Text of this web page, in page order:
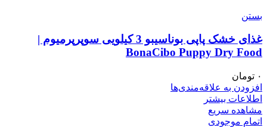
بستن
غذای خشک پاپی بوناسیبو 3 کیلویی سوپرپرمیوم |
BonaCibo Puppy Dry Food
۰ تومان
افزودن به علاقه‌مندی‌ها
اطلاعات بیشتر
مشاهده سریع
اتمام موجودی